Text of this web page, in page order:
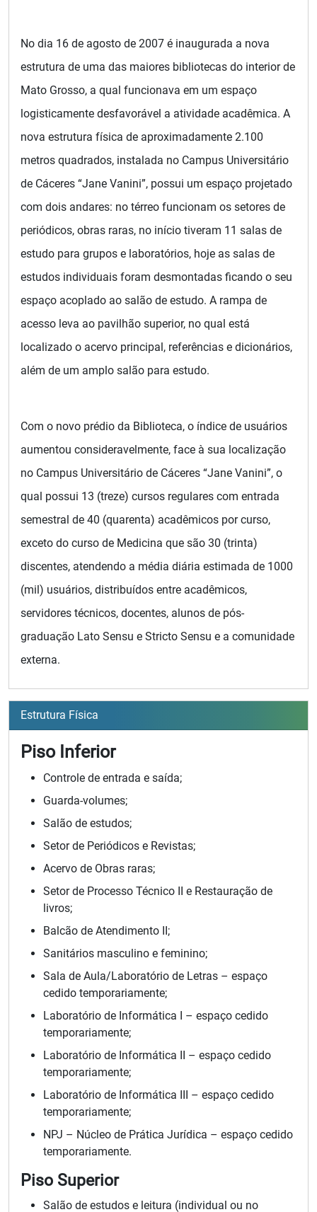
No dia 16 de agosto de 2007 é inaugurada a nova
estrutura de uma das maiores bibliotecas do interior de
Mato Grosso, a qual funcionava em um espaço
logisticamente desfavorável a atividade acadêmica. A
nova estrutura física de aproximadamente 2.100
metros quadrados, instalada no Campus Universitário
de Cáceres “Jane Vanini”, possui um espaço projetado
com dois andares: no térreo funcionam os setores de
periódicos, obras raras, no início tiveram 11 salas de
estudo para grupos e laboratórios, hoje as salas de
estudos individuais foram desmontadas ficando o seu
espaço acoplado ao salão de estudo. A rampa de
acesso leva ao pavilhão superior, no qual está
localizado o acervo principal, referências e dicionários,
além de um amplo salão para estudo.
Com o novo prédio da Biblioteca, o índice de usuários
aumentou consideravelmente, face à sua localização
no Campus Universitário de Cáceres “Jane Vanini”, o
qual possui 13 (treze) cursos regulares com entrada
semestral de 40 (quarenta) acadêmicos por curso,
exceto do curso de Medicina que são 30 (trinta)
discentes, atendendo a média diária estimada de 1000
(mil) usuários, distribuídos entre acadêmicos,
servidores técnicos, docentes, alunos de pós-
graduação Lato Sensu e Stricto Sensu e a comunidade
externa.
Estrutura Física
Piso Inferior
Controle de entrada e saída;
Guarda-volumes;
Salão de estudos;
Setor de Periódicos e Revistas;
Acervo de Obras raras;
Setor de Processo Técnico II e Restauração de
livros;
Balcão de Atendimento II;
Sanitários masculino e feminino;
Sala de Aula/Laboratório de Letras – espaço
cedido temporariamente;
Laboratório de Informática I – espaço cedido
temporariamente;
Laboratório de Informática II – espaço cedido
temporariamente;
Laboratório de Informática III – espaço cedido
temporariamente;
NPJ – Núcleo de Prática Jurídica – espaço cedido
temporariamente.
Piso Superior
Salão de estudos e leitura (individual ou no